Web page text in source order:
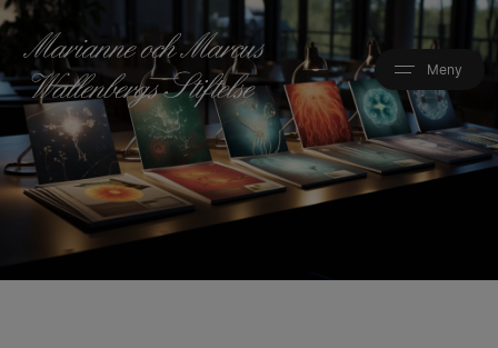
Hoppa
huvudinnehåll